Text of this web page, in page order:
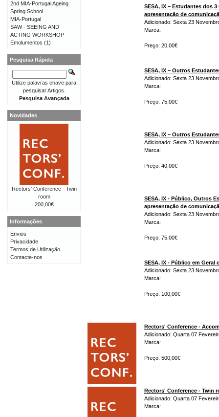
SESA, IX – Estudantes dos
apresentação de
Adicionado: Sexta 23
Marca:
Preço: 20,00€
SESA, IX – Outros
Adicionado: Sexta 23
Marca:
Preço: 75,00€
SESA, IX – Outros
Adicionado: Sexta 23
Marca:
Preço: 40,00€
SESA, IX - Público, Outros
apresentação de
Adicionado: Sexta 23
Marca:
Preço: 75,00€
SESA, IX - Público em
Adicionado: Sexta 23
Marca:
Preço: 100,00€
Rectors' Conference -
Adicionado: Quarta 07
Marca:
Preço: 500,00€
Rectors' Conference - Twin
Adicionado: Quarta 07
Marca:
2nd MIA-Portugal Ageing
Spring School
MIA-Portugal
SAW - SEEING AND
ACTING WORKSHOP
Emolumentos (1)
Pesquisa Rápida
Utilize palavras chave para
pesquisar Artigos.
Pesquisa Avançada
Novidades
Rectors' Conference - Twin
room
200,00€
Informações
Envios
Privacidade
Termos de Utilização
Contacte-nos